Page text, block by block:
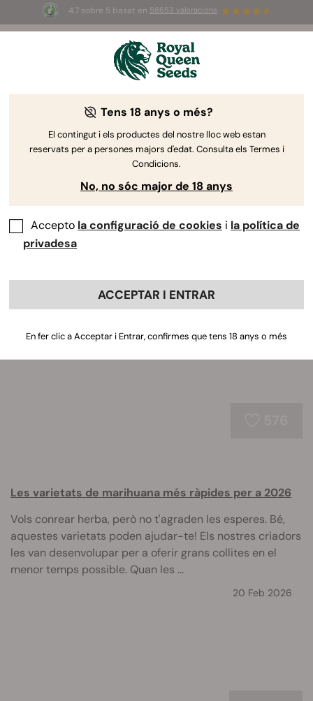
4.7 sobre 5 basat en 58653 valoracions
⏳2x1-Oferta limitada
2d 12h 38m 47s
The RQS Blog
Varietats i productes
Presentem la nostra guia més completa de productes de
marihuana. Aquí trobaràs informació detallada sobre
característiques de cultiu. A més, també descobriràs tot
tipus de productes entorn del cànnabis, com a material
de cultiu, accessoris o els últims vaporitzadors.
Les varietats de marihuana més ràpides per a 2026
Vols conrear herba, però no t'agraden les esperes. Bé,
aquestes varietats poden ajudar-te! Els nostres criadors
les van desenvolupar per a oferir grans collites en el
menor temps possible. Quan les ...
20 Feb 2026
Tens 18 anys o més?
El contingut i els productes del nostre lloc web estan
reservats per a persones majors d'edat. Consulta els Termes i
Condicions.
No, no sóc major de 18 anys
Accepto la configuració de cookies i la política de
privadesa
ACCEPTAR I ENTRAR
En fer clic a Acceptar i Entrar, confirmes que tens 18 anys o més